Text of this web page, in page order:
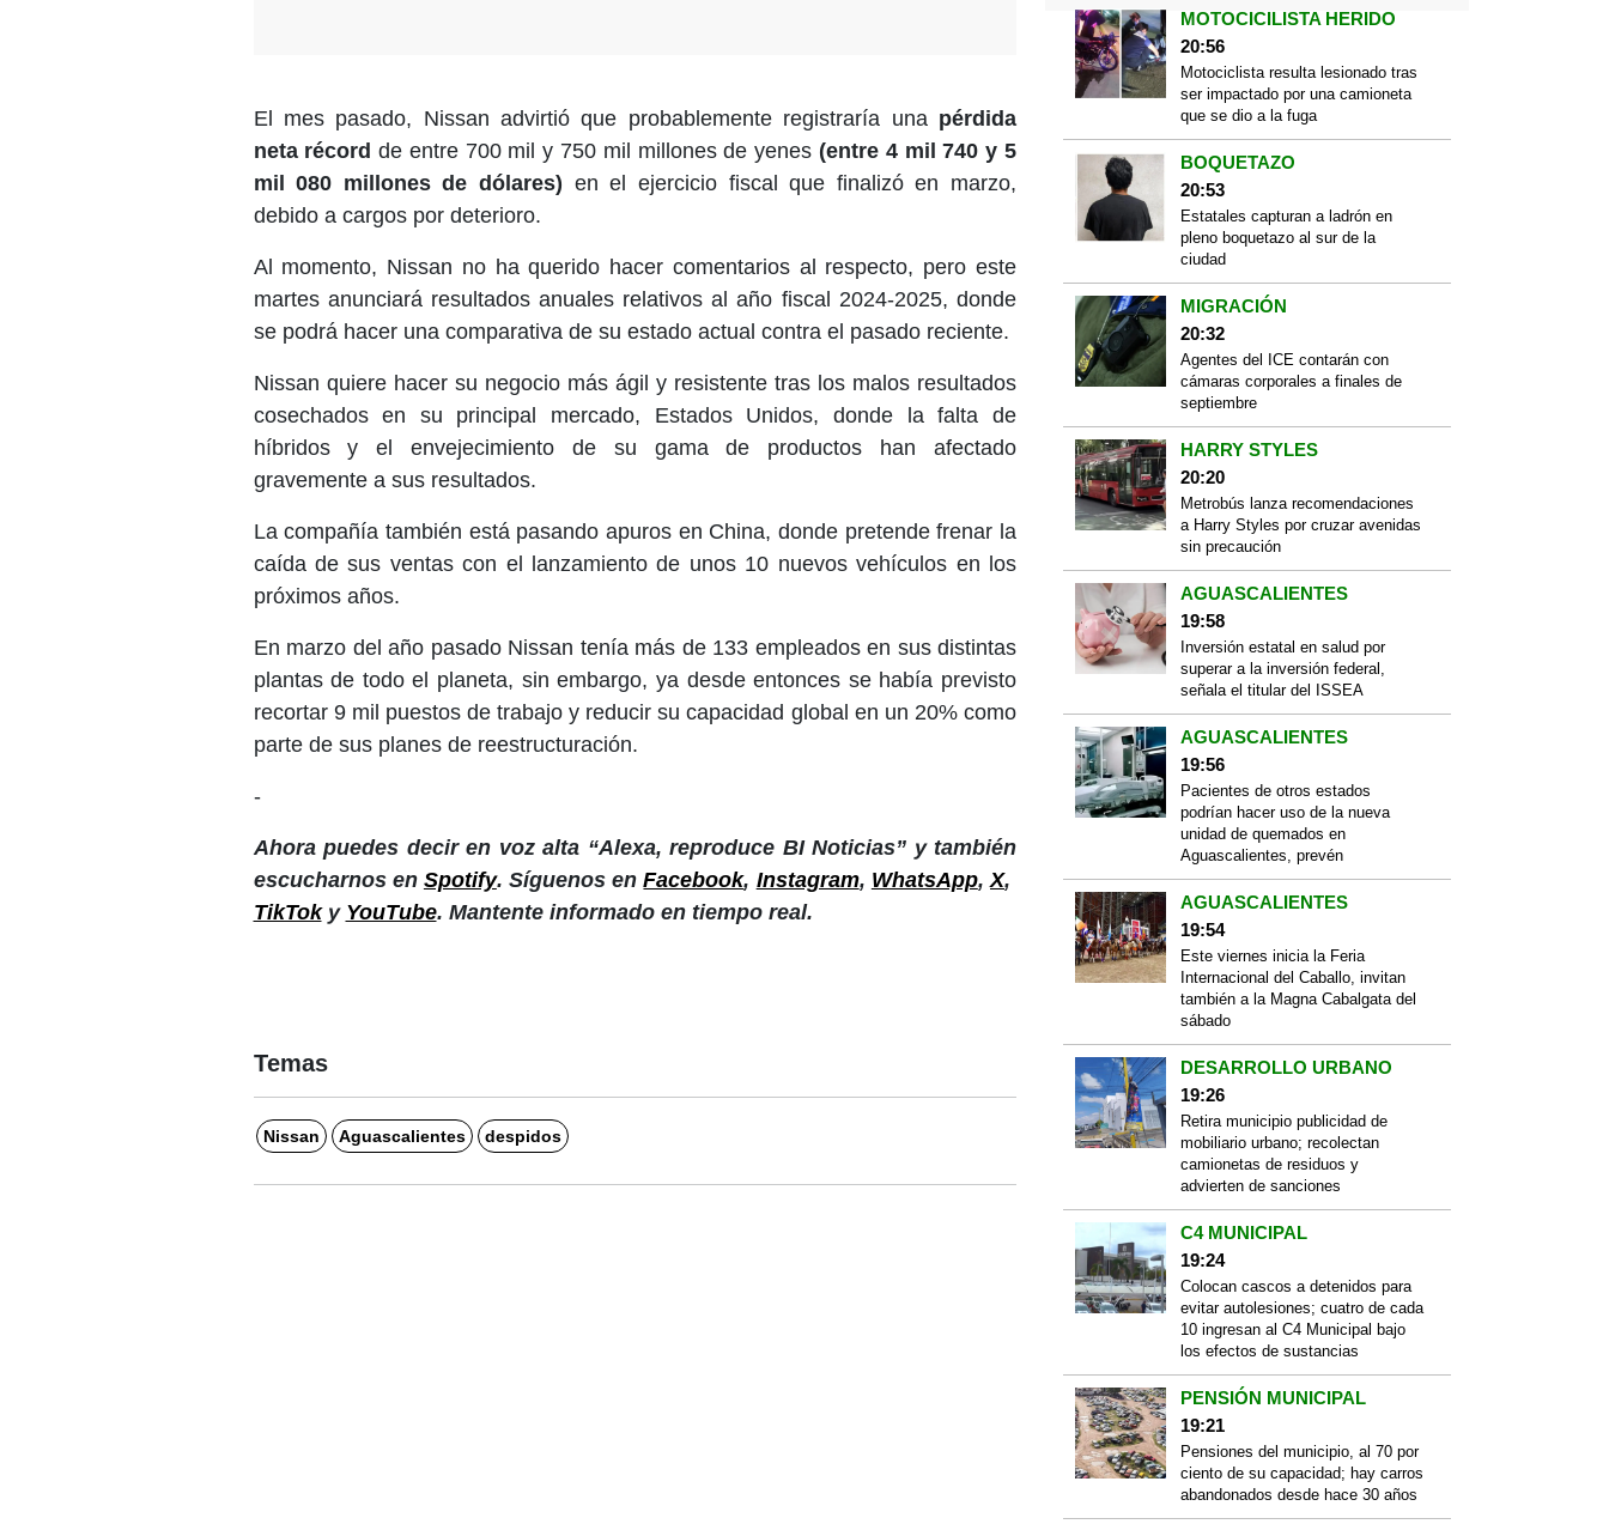
El mes pasado, Nissan advirtió que probablemente registraría una pérdida
neta récordde entre 700 mil y 750 mil millones de yenes (entre 4 mil 740 y 5
mil 080 millones de dólares) en el ejercicio fiscal que finalizó en marzo,
debido a cargos por deterioro.
Al momento, Nissan no ha querido hacer comentarios al respecto, pero este
martes anunciará resultados anuales relativos al año fiscal 2024-2025, donde
se podrá hacer una comparativa de su estado actual contra el pasado reciente.
Nissan quiere hacer su negocio más ágil y resistente tras los malos resultados
cosechados en su principal mercado, Estados Unidos, donde la falta de
híbridos y el envejecimiento de su gama de productos han afectado
gravemente a sus resultados.
La compañía también está pasando apuros en China, donde pretende frenar la
caída de sus ventas con el lanzamiento de unos 10 nuevos vehículos en los
próximos años.
En marzo del año pasado Nissan tenía más de 133 empleados en sus distintas
plantas de todo el planeta, sin embargo, ya desde entonces se había previsto
recortar 9 mil puestos de trabajo y reducir su capacidad global en un 20% como
parte de sus planes de reestructuración.
-
Ahora puedes decir en voz alta “Alexa, reproduce BI Noticias” y también
escucharnos en Spotify. Síguenos enFacebook, Instagram, WhatsApp,X,
TikToky YouTube. Mantente informado en tiempo real.
Temas
Nissan Aguascalientes despidos
MOTOCICILISTA HERIDO
20:56
Motociclista resulta lesionado tras
ser impactado por una camioneta
que se dio a la fuga
BOQUETAZO
20:53
Estatales capturan a ladrón en
pleno boquetazo al sur de la
ciudad
MIGRACIÓN
20:32
Agentes del ICE contarán con
cámaras corporales a finales de
septiembre
HARRY STYLES
20:20
Metrobús lanza recomendaciones
a Harry Styles por cruzar avenidas
sin precaución
AGUASCALIENTES
19:58
Inversión estatal en salud por
superar a la inversión federal,
señala el titular del ISSEA
AGUASCALIENTES
19:56
Pacientes de otros estados
podrían hacer uso de la nueva
unidad de quemados en
Aguascalientes, prevén
AGUASCALIENTES
19:54
Este viernes inicia la Feria
Internacional del Caballo, invitan
también a la Magna Cabalgata del
sábado
DESARROLLO URBANO
19:26
Retira municipio publicidad de
mobiliario urbano; recolectan
camionetas de residuos y
advierten de sanciones
C4 MUNICIPAL
19:24
Colocan cascos a detenidos para
evitar autolesiones; cuatro de cada
10 ingresan al C4 Municipal bajo
los efectos de sustancias
PENSIÓN MUNICIPAL
19:21
Pensiones del municipio, al 70 por
ciento de su capacidad; hay carros
abandonados desde hace 30 años